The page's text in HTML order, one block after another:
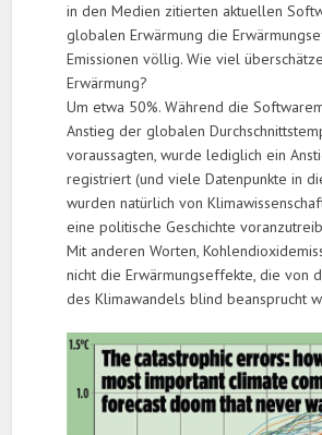
in den Medien zitierten aktuellen
globalen Erwärmung die
Emissionen völlig. Wie viel
Erwärmung?
Um etwa 50%. Während die
Anstieg der globalen
voraussagten, wurde lediglich ein
registriert (und viele Datenpunkte in
wurden natürlich von
eine politische Geschichte
Mit anderen Worten,
nicht die Erwärmungseffekte, die von
des Klimawandels blind beansprucht